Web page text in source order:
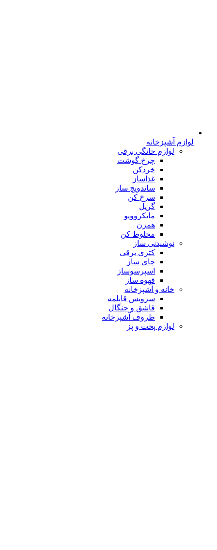
لوازم آشپزخانه
لوازم خانگی برقی
چرخ گوشت
خردکن
غذاساز
ساندویچ ساز
سرخ کن
گریل
مایکروویو
همزن
مخلوط کن
نوشیدنی ساز
کتری برقی
چای ساز
اسپرسوساز
قهوه ساز
خانه و آشپزخانه
سرویس قابلمه
قاشق و چنگال
ظروف آشپزخانه
لوازم پخت و پز